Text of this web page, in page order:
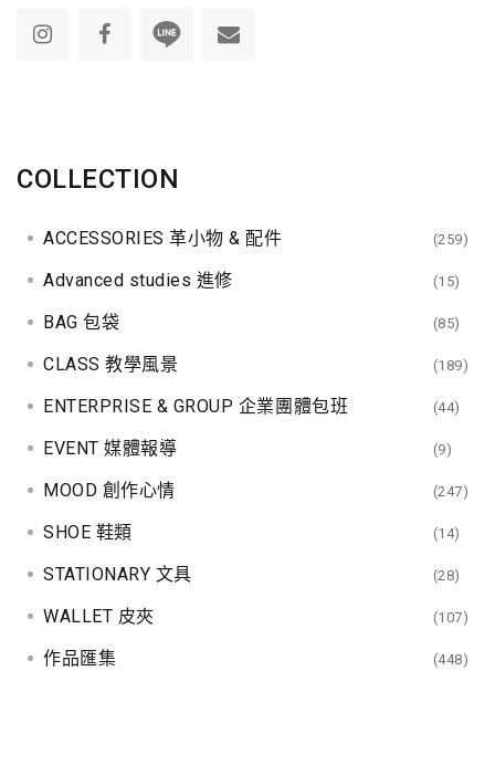
COLLECTION
ACCESSORIES 革小物 & 配件 (259)
Advanced studies 進修 (15)
BAG 包袋 (85)
CLASS 教學風景 (189)
ENTERPRISE & GROUP 企業團體包班 (44)
EVENT 媒體報導 (9)
MOOD 創作心情 (247)
SHOE 鞋類 (14)
STATIONARY 文具 (28)
WALLET 皮夾 (107)
作品匯集 (448)